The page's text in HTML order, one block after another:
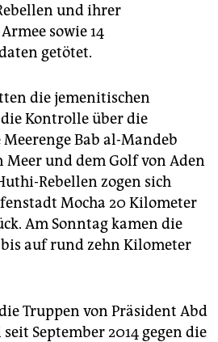
und ihrer
sowie 14
getötet.
die jemenitischen
Kontrolle über die
Bab al-Mandeb
Meer und dem Golf von Aden
Rebellen zogen sich
Mocha 20 Kilometer
Am Sonntag kamen die
auf rund zehn Kilometer
Truppen von Präsident Abd
September 2014 gegen die